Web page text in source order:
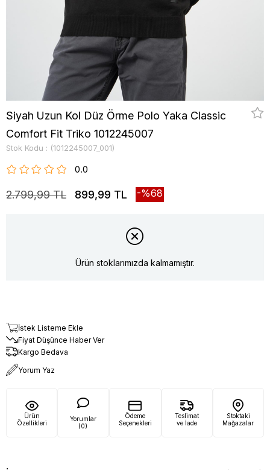
Siyah Uzun Kol Düz Örme Polo Yaka Classic
Comfort Fit Triko 1012245007
Stok Kodu (1012245007_001)
0.0
2.799,99 TL 899,99 TL 68
Ürün stoklarımızda kalmamıştır.
İstek Listeme Ekle
Fiyat Düşünce Haber Ver
Kargo Bedava
Yorum Yaz
Ürün
Özellikleri
Yorumlar
(0)
Ödeme
Seçenekleri
Teslimat
ve İade
Stoktaki
Mağazalar